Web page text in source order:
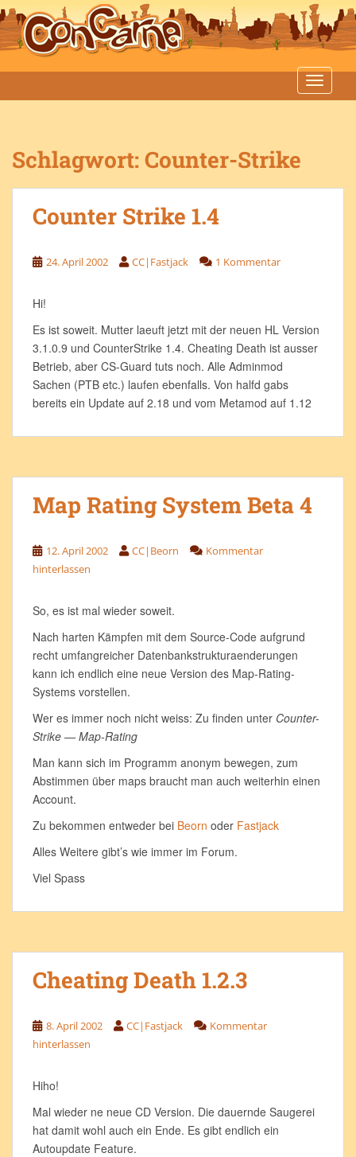
S
k
i
o
Schlagwort:Counter-Strike
Counter Strike 1.4
24. April 2002 CC|Fastjack 1 Kommentar
Hi!
Es ist soweit. Mutter laeuft jetzt mit der neuen HL Version
3.1.0.9 und CounterStrike 1.4. Cheating Death ist ausser
Betrieb, aber CS-Guard tuts noch. Alle Adminmod
Sachen (PTB etc.) laufen ebenfalls. Von halfd gabs
bereits ein Update auf 2.18 und vom Metamod auf 1.12
Map Rating System Beta 4
12. April 2002 CC|Beorn
Kommentar
hinterlassen
So, es ist mal wieder soweit.
Nach harten Kämpfen mit dem Source-Code aufgrund
recht umfangreicher Datenbankstrukturaenderungen
kann ich endlich eine neue Version des Map-Rating-
Systems vorstellen.
Wer es immer noch nicht weiss: Zu finden unter Counter-
Strike — Map-Rating
Man kann sich im Programm anonym bewegen, zum
Abstimmen über maps braucht man auch weiterhin einen
Account.
Zu bekommen entweder bei Beorn oder Fastjack
Alles Weitere gibt’s wie immer im Forum.
Viel Spass
Cheating Death 1.2.3
8. April 2002 CC|Fastjack
Kommentar
hinterlassen
Hiho!
Mal wieder ne neue CD Version. Die dauernde Saugerei
hat damit wohl auch ein Ende. Es gibt endlich ein
Autoupdate Feature.